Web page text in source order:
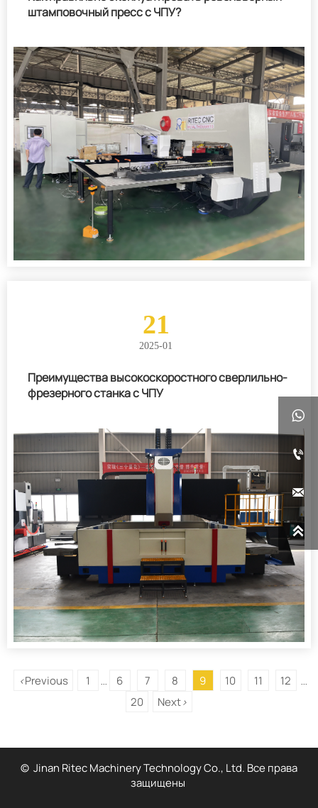
штамповочный пресс с ЧПУ?
21
2025-01
Преимущества высокоскоростного сверлильно-
фрезерного станка с ЧПУ
<Previous 1 ... 6 7 8 9 10 11 12 ...
20 Next>
© Jinan Ritec Machinery Technology Co., Ltd. Все права
защищены



